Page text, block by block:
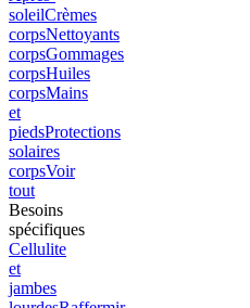
soleilCrèmes
corpsNettoyants
corpsGommages
corpsHuiles
corpsMains
et
piedsProtections
solaires
corpsVoir
tout
Besoins
spécifiques
Cellulite
et
jambes